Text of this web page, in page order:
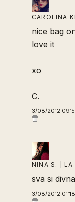
CAROLINA
nice bag
love it
xo
C.
3/08/2012
NINA S. | LA
sva si
3/08/2012